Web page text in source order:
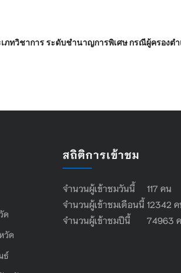
ภทวิชาการ ระดับชำนาญการพิเศษ กรณีผู้ครอง
ด
วัด
ธ์
สถิติการเข้าชม
จำนวนผู้เข้าชมวันนี้ 117 คน
จำนวนผู้เข้าชมเดือนนี้ 12342
จำนวนผู้เข้าชมปีนี้ 74963